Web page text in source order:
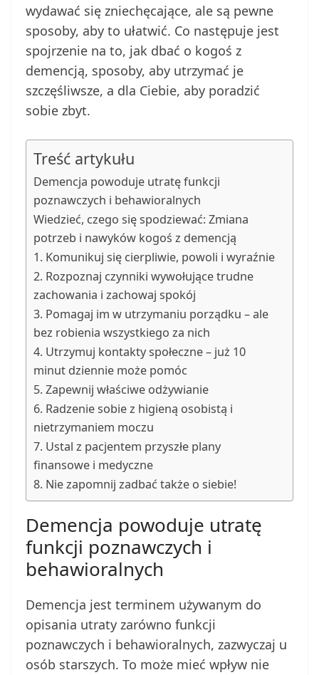
wydawać się zniechęcające, ale są pewne
sposoby, aby to ułatwić. Co następuje jest
spojrzenie na to, jak dbać o kogoś z
demencją, sposoby, aby utrzymać je
szczęśliwsze, a dla Ciebie, aby poradzić
sobie zbyt.
Treść artykułu
Demencja powoduje utratę funkcji
poznawczych i behawioralnych
Wiedzieć, czego się spodziewać: Zmiana
potrzeb i nawyków kogoś z demencją
1. Komunikuj się cierpliwie, powoli i wyraźnie
2. Rozpoznaj czynniki wywołujące trudne
zachowania i zachowaj spokój
3. Pomagaj im w utrzymaniu porządku – ale
bez robienia wszystkiego za nich
4. Utrzymuj kontakty społeczne – już 10
minut dziennie może pomóc
5. Zapewnij właściwe odżywianie
6. Radzenie sobie z higieną osobistą i
nietrzymaniem moczu
7. Ustal z pacjentem przyszłe plany
finansowe i medyczne
8. Nie zapomnij zadbać także o siebie!
Demencja powoduje utratę
funkcji poznawczych i
behawioralnych
Demencja jest terminem używanym do
opisania utraty zarówno funkcji
poznawczych i behawioralnych, zazwyczaj u
osób starszych. To może mieć wpływ nie